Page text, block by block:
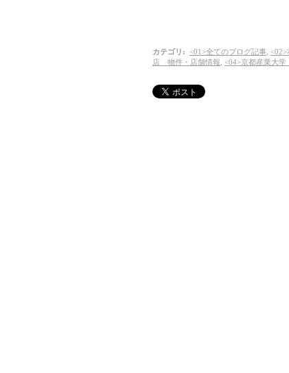
カテゴリ : <01>全てのブログ記事,
店 物件・店舗情報
<04>京都産業大